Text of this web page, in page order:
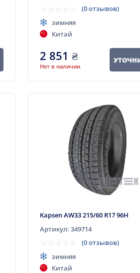
(0 отзывов)
зимняя
Китай
2 851 ₴
Нет в наличии
Kapsen AW33 215/60 R17 96H
Артикул: 349714
(0 отзывов)
зимняя
Китай